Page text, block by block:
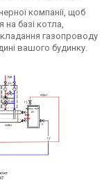
компанії, щоб
на базі котла,
газопроводу
вашого будинку.